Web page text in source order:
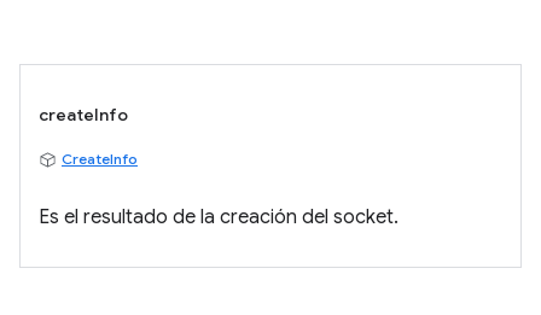
createInfo
CreateInfo
Es el resultado de la creación del socket.